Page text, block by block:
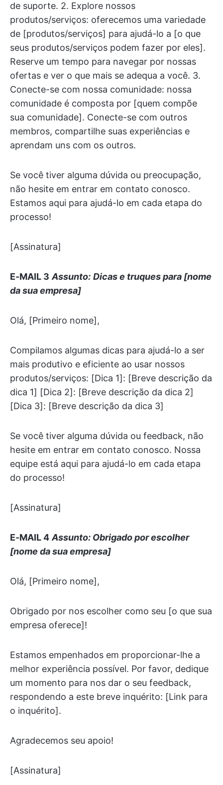
de suporte. 2. Explore nossos
produtos/serviços: oferecemos uma variedade
de [produtos/serviços] para ajudá-lo a [o que
seus produtos/serviços podem fazer por eles].
Reserve um tempo para navegar por nossas
ofertas e ver o que mais se adequa a você. 3.
Conecte-se com nossa comunidade: nossa
comunidade é composta por [quem compõe
sua comunidade]. Conecte-se com outros
membros, compartilhe suas experiências e
aprendam uns com os outros.
Se você tiver alguma dúvida ou preocupação,
não hesite em entrar em contato conosco.
Estamos aqui para ajudá-lo em cada etapa do
processo!
[Assinatura]
E-MAIL 3 Assunto: Dicas e truques para [nome
da sua empresa]
Olá, [Primeiro nome],
Compilamos algumas dicas para ajudá-lo a ser
mais produtivo e eficiente ao usar nossos
produtos/serviços: [Dica 1]: [Breve descrição da
dica 1] [Dica 2]: [Breve descrição da dica 2]
[Dica 3]: [Breve descrição da dica 3]
Se você tiver alguma dúvida ou feedback, não
hesite em entrar em contato conosco. Nossa
equipe está aqui para ajudá-lo em cada etapa
do processo!
[Assinatura]
E-MAIL 4 Assunto: Obrigado por escolher
[nome da sua empresa]
Olá, [Primeiro nome],
Obrigado por nos escolher como seu [o que sua
empresa oferece]!
Estamos empenhados em proporcionar-lhe a
melhor experiência possível. Por favor, dedique
um momento para nos dar o seu feedback,
respondendo a este breve inquérito: [Link para
o inquérito].
Agradecemos seu apoio!
[Assinatura]